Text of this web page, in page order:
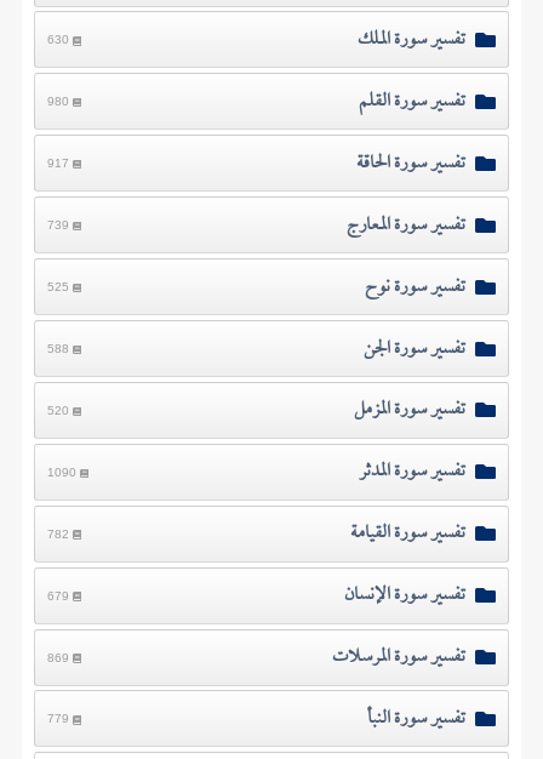
تفسير سورة الملك 630
تفسير سورة القلم 980
تفسير سورة الحاقة 917
تفسير سورة المعارج 739
تفسير سورة نوح 525
تفسير سورة الجن 588
تفسير سورة المزمل 520
تفسير سورة المدثر 1090
تفسير سورة القيامة 782
تفسير سورة الإنسان 679
تفسير سورة المرسلات 869
تفسير سورة النبأ 779